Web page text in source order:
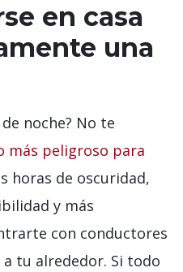
en casa
una
noche? No te
más peligroso para
horas de oscuridad,
y más
con conductores
tu alrededor. Si todo